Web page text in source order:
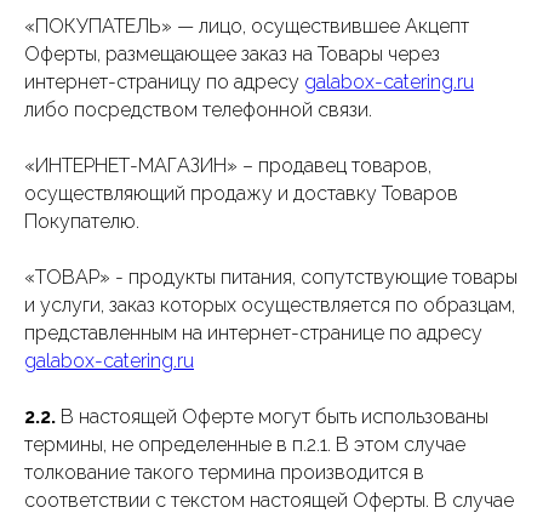
«ПОКУПАТЕЛЬ» — лицо, осуществившее Акцепт
Оферты, размещающее заказ на Товары через
интернет-страницу по адресу galabox-catering.ru
либо посредством телефонной связи.
«ИНТЕРНЕТ-МАГАЗИН» – продавец товаров,
осуществляющий продажу и доставку Товаров
Покупателю.
«ТОВАР» - продукты питания, сопутствующие товары
и услуги, заказ которых осуществляется по образцам,
представленным на интернет-странице по адресу
galabox-catering.ru
2.2. В настоящей Оферте могут быть использованы
термины, не определенные в п.2.1. В этом случае
толкование такого термина производится в
соответствии с текстом настоящей Оферты. В случае